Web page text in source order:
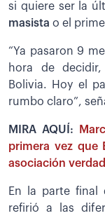
si quiere ser la
masista o el
“Ya pasaron 9
hora de
Bolivia. Hoy el
rumbo claro”,
MIRA AQUÍ:
primera vez que
asociación
En la parte final
refirió a las